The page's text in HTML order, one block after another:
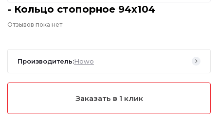
- Кольцо стопорное 94х104
Отзывов пока нет
Производитель:Howo
Заказать в 1 клик